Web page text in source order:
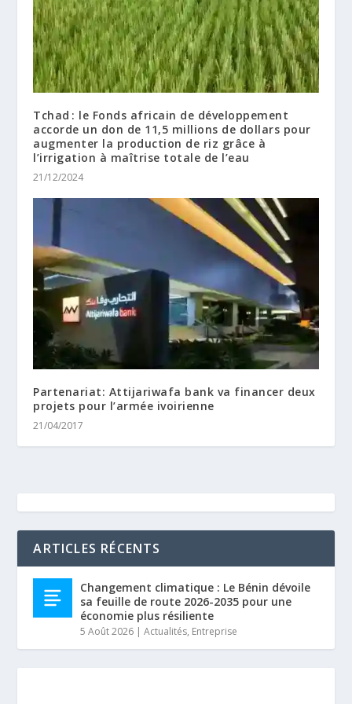
Tchad : le Fonds africain de développement
accorde un don de 11,5 millions de dollars pour
augmenter la production de riz grâce à
l’irrigation à maîtrise totale de l’eau
21/12/2024
Partenariat: Attijariwafa bank va financer deux
projets pour l’armée ivoirienne
21/04/2017
ARTICLES RÉCENTS
Changement climatique : Le Bénin dévoile
sa feuille de route 2026-2035 pour une
économie plus résiliente
5 Août 2026 |Actualités, Entreprise